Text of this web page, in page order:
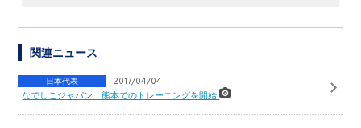
関連ニュース
日本代表 2017/04/04
なでしこジャパン 熊本でのトレーニングを開始